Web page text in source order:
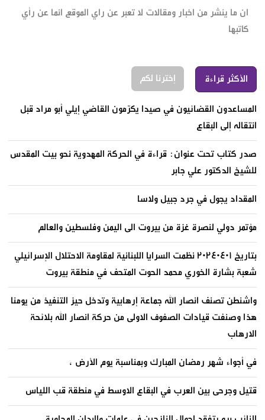
ان ما ينشر من اخبار ومقالات لا تعبر عن راي الموقع انما عن رأي
كاتبها
الأكثر قراءة إخترنا لكم
المساعدون القضائيون في صيدا يكرّمون القاضي إيلي أبو مراد قبل
انتقاله إلى البقاع
صدر كتاب تحت عنوان: قراءة في الحركة المهدوية نحو بيت المقدس
للشيخ الدكتور علي جابر
المقداد يجول في جرد جبيل ولاسا
مؤتمر دولي لنصرة غزة من بيروت الى اليمن وفلسطين والعالم
بتاريخ ٢٠٢٤٠٤٠١ نظمت السرايا اللبنانية لمقاومة الاحتلال الإسرائيلي
شعبة بشارة الخوري محمد الحوت المتحف في منطقة بيروت
واشنطن تصنف انصار الله جماعة إرهابية وتدخل حيز التنفيذ من يومنا
هذا وصنفت قيادات الصفوف الاولى من حركة انصار الله بلائحة
الارهاب
في أجواء شهر رمضان المبارك وبمناسبة يوم الأرض ،
قتيل وجرحى بين العرب في البقاع الاوسط في منطقة قب اللياس